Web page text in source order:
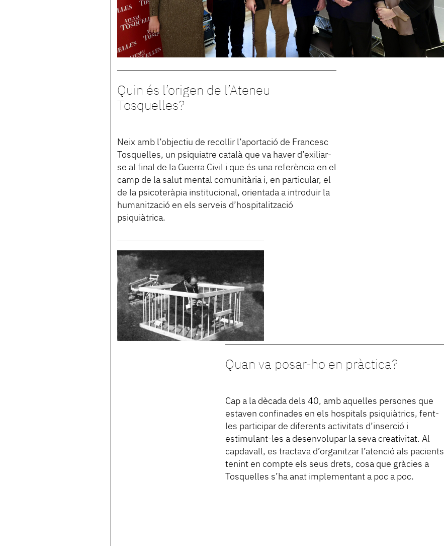
Quin és l’origen de l’Ateneu
Tosquelles?
Neix amb l’objectiu de recollir l’aportació de Francesc
Tosquelles, un psiquiatre català que va haver d’exiliar-
se al final de la Guerra Civil i que és una referència en el
camp de la salut mental comunitària i, en particular, el
de la psicoteràpia institucional, orientada a introduir la
humanització en els serveis d’hospitalització
psiquiàtrica.
Quan va posar-ho en pràctica?
Cap a la dècada dels 40, amb aquelles persones que
estaven confinades en els hospitals psiquiàtrics, fent-
les participar de diferents activitats d’inserció i
estimulant-les a desenvolupar la seva creativitat. Al
capdavall, es tractava d’organitzar l’atenció als pacients
tenint en compte els seus drets, cosa que gràcies a
Tosquelles s’ha anat implementant a poc a poc.